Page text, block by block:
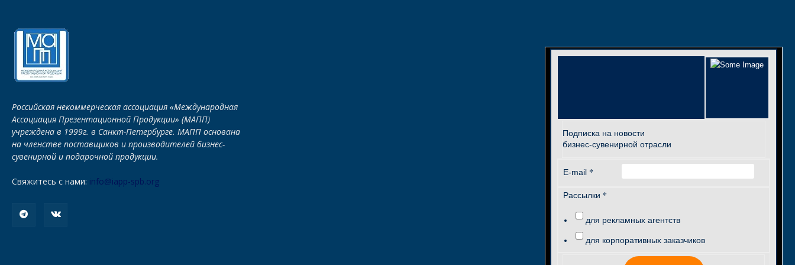
Российская некоммерческая ассоциация «Международная
Ассоциация Презентационной Продукции» (МАПП)
учреждена в 1999г. в Санкт-Петербурге. МАПП основана
на членстве поставщиков и производителей бизнес-
сувенирной и подарочной продукции.
Свяжитесь с нами: info@iapp-spb.org
Подписка на новости
бизнес-сувенирной отрасли
E-mail *
Рассылки *
для рекламных агентств
для корпоративных заказчиков